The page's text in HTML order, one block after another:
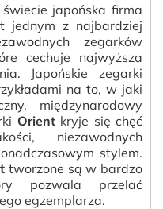
japońska firma
jednym z najbardziej
zegarków
cechuje najwyższa
Japońskie zegarki
na to, w jaki
międzynarodowy
Orientkryje się chęć
niezawodnych
stylem.
tworzone są w bardzo
pozwala przelać
egzemplarza.